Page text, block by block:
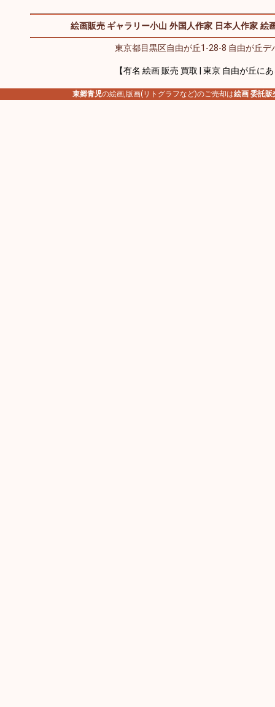
絵画販売 ギャラリー小山 外国人作家 日本人作家 絵
東京都目黒区自由が丘1-28-8 自由が丘デ
【有名 絵画 販売 買取 | 東京 自由が丘に
東郷青児の絵画,版画(リトグラフなど)のご売却は絵画 委託販